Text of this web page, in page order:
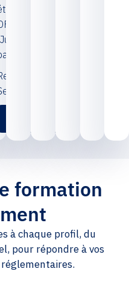
au
du
en
formation
à chaque profil, du
pour répondre à vos